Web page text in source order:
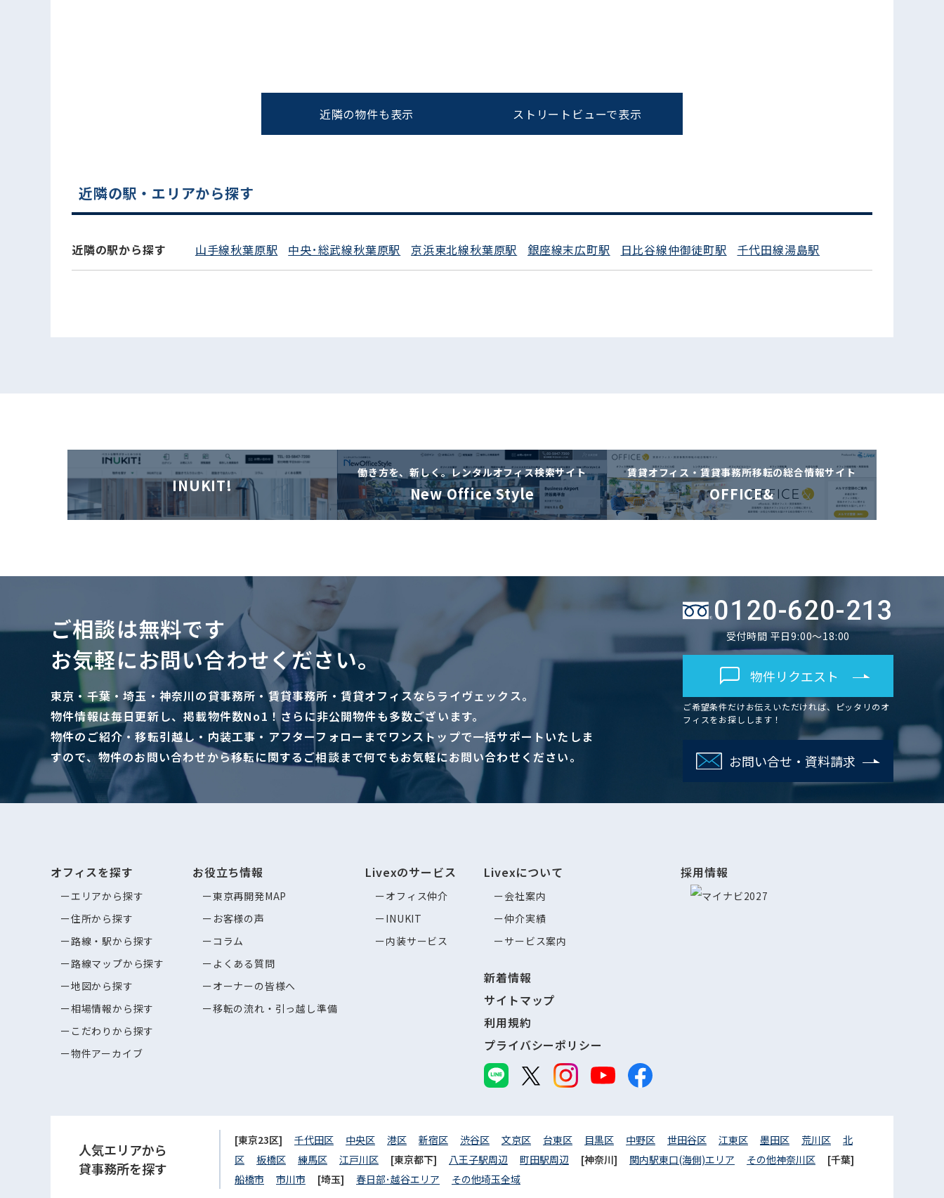
0120-620-213
平日 9:00〜18:00
近隣の物件も表示 ストリートビューで表示
近隣の駅・エリアから探す
近隣の駅から探す 山手線秋葉原駅 中央･総武線秋葉原駅 京浜東北線秋葉原駅 銀座線末広町駅 日比谷線仲御徒町駅 千代田線湯島駅
INUKIT!
働き方を、新しく。レンタルオフィス検索サイト
New Office Style
賃貸オフィス・賃貸事務所移転の総合情報サイト
OFFICE&
ご相談は無料です
お気軽にお問い合わせください。
東京・千葉・埼玉・神奈川の貸事務所・賃貸事務所・賃貸オフィスならライヴェックス。
物件情報は毎日更新し、掲載物件数No1！さらに非公開物件も多数ございます。
物件のご紹介・移転引越し・内装工事・アフターフォローまでワンストップで一括サポートいたしま
すので、物件のお問い合わせから移転に関するご相談まで何でもお気軽にお問い合わせください。
0120-620-213
受付時間 平日9:00～18:00
物件リクエスト
ご希望条件だけお伝えいただければ、ピッタリのオ
フィスをお探しします！
お問い合せ・資料請求
オフィスを探す
エリアから探す
住所から探す
路線・駅から探す
路線マップから探す
地図から探す
相場情報から探す
こだわりから探す
物件アーカイブ
お役立ち情報
東京再開発MAP
お客様の声
コラム
よくある質問
オーナーの皆様へ
移転の流れ・引っ越し準備
Livexのサービス
オフィス仲介
INUKIT
内装サービス
Livexについて
会社案内
仲介実績
サービス案内
新着情報
サイトマップ
利用規約
プライバシーポリシー
採用情報
人気エリアから
貸事務所を探す
[東京23区] 千代田区 中央区 港区 新宿区 渋谷区 文京区 台東区 目黒区 中野区 世田谷区 江東区 墨田区 荒川区
北
区
板橋区 練馬区 江戸川区 [東京都下] 八王子駅周辺 町田駅周辺 [神奈川] 関内駅東口(海側)エリア その他神奈川区
[千葉]
船橋市
市川市 [埼玉] 春日部･越谷エリア その他埼玉全域